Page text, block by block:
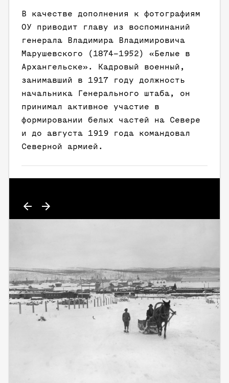
В качестве дополнения к фотографиям
ОУ приводит главу из воспоминаний
генерала Владимира Владимировича
Марушевского (1874–1952) «Белые в
Архангельске». Кадровый военный,
занимавший в 1917 году должность
начальника Генерального штаба, он
принимал активное участие в
формировании белых частей на Севере
и до августа 1919 года командовал
Северной армией.